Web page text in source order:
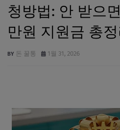
청방법: 안 받으
만원 지원금 총
돈 꿀통 1월 31, 2026